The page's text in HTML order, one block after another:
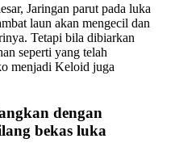
Jaringan parut pada luka
laun akan mengecil dan
Tetapi bila dibiarkan
seperti yang telah
menjadi Keloid juga
dengan
bekas luka